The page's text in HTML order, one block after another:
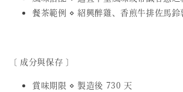
餐茶範例 ⋄ 紹興醉雞、香煎牛排佐馬鈴
〔 成分與保存 〕
賞味期限 ⋄ 製造後 730 天